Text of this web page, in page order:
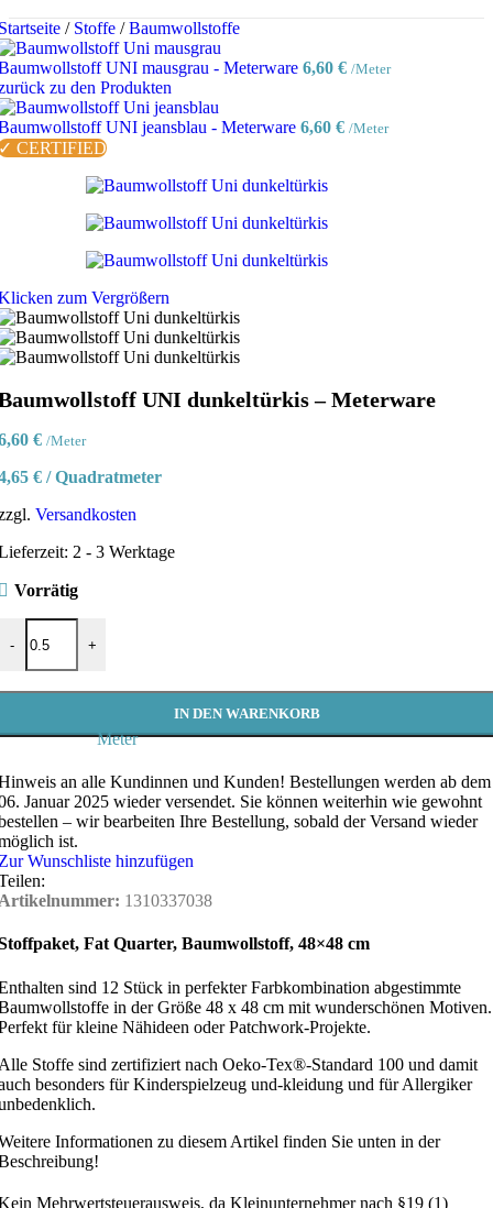
/ Stoffe / Baumwollstoffe
UNI mausgrau - Meterware 6,60 € /Meter
zu den Produkten
UNI jeansblau - Meterware 6,60 € /Meter
CERTIFIED
zum Vergrößern
UNI dunkeltürkis – Meterware
€ /Meter
€ /Quadratmeter
Versandkosten
2 - 3 Werktage
Vorrätig
-
UNI dunkeltürkis - Meterware Menge
+
Meter
IN DEN WARENKORB
an alle Kundinnen und Kunden! Bestellungen werden ab dem
Januar 2025 wieder versendet. Sie können weiterhin wie gewohnt
– wir bearbeiten Ihre Bestellung, sobald der Versand wieder
ist.
Wunschliste hinzufügen
1310337038
Fat Quarter, Baumwollstoff, 48×48 cm
sind 12 Stück in perfekter Farbkombination abgestimmte
in der Größe 48 x 48 cm mit wunderschönen Motiven.
für kleine Nähideen oder Patchwork-Projekte.
Stoffe sind zertifiziert nach Oeko-Tex®-Standard 100 und damit
besonders für Kinderspielzeug und-kleidung und für Allergiker
Informationen zu diesem Artikel finden Sie unten in der
Mehrwertsteuerausweis, da Kleinunternehmer nach §19 (1)